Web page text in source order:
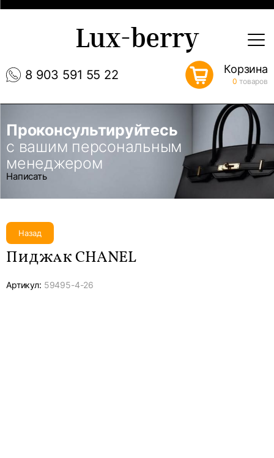
8 903 591 55 22
Lux-berry
Корзина
0 товаров
Проконсультируйтесь
с вашим персональным
менеджером
Написать
Назад
Пиджак CHANEL
Артикул: 59495-4-26